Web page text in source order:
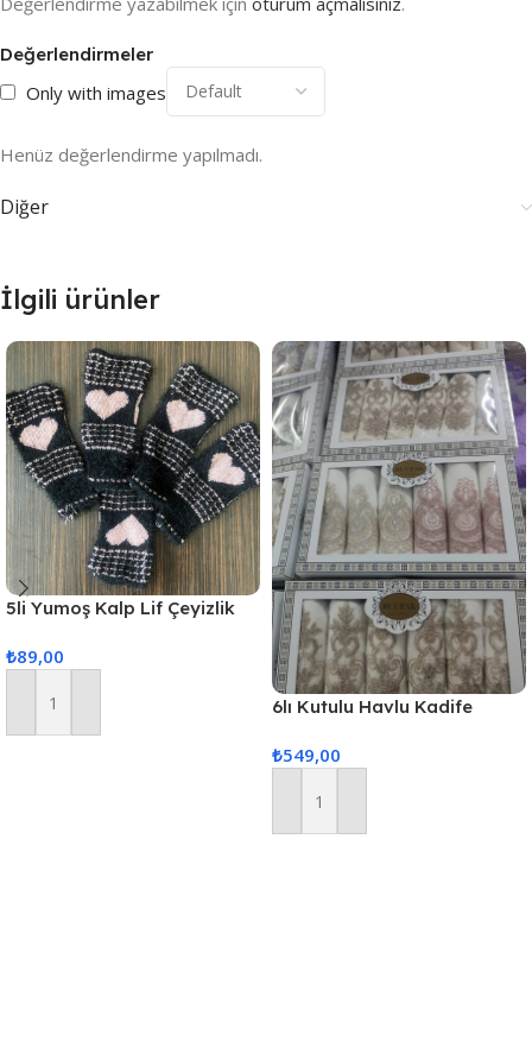
Değerlendirmeler
Only with images
Henüz değerlendirme yapılmadı.
Diğer
İlgili ürünler
5li Yumoş Kalp Lif Çeyizlik
₺89,00
Sepete Ekle
6lı Kutulu Havlu Kadife
₺549,00
Sepete Ekle